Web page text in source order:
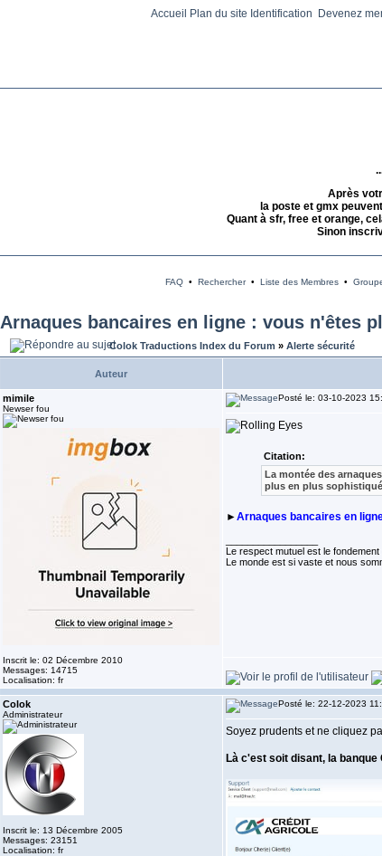
Accueil Plan du site Identification Devenez
Après
la poste et gmx
Quant à sfr, free et orange,
Sinon
FAQ• Rechercher• Liste des Membres•
Arnaques bancaires en ligne : vous n'êtes
Colok Traductions Index du Forum » Alerte sécurité
Auteur
mimile
Newser fou
Inscrit le: 02 Décembre 2010
Messages: 14715
Localisation: fr
Posté le: 03-10-2023
Citation:
La montée des
plus en plus
►Arnaques bancaires en
Le respect mutuel est le
Le monde est si vaste et nous
Colok
Administrateur
Inscrit le: 13 Décembre 2005
Messages: 23151
Localisation: fr
Posté le: 22-12-2023
Soyez prudents et ne cliquez
Là c'est soit disant, la banque